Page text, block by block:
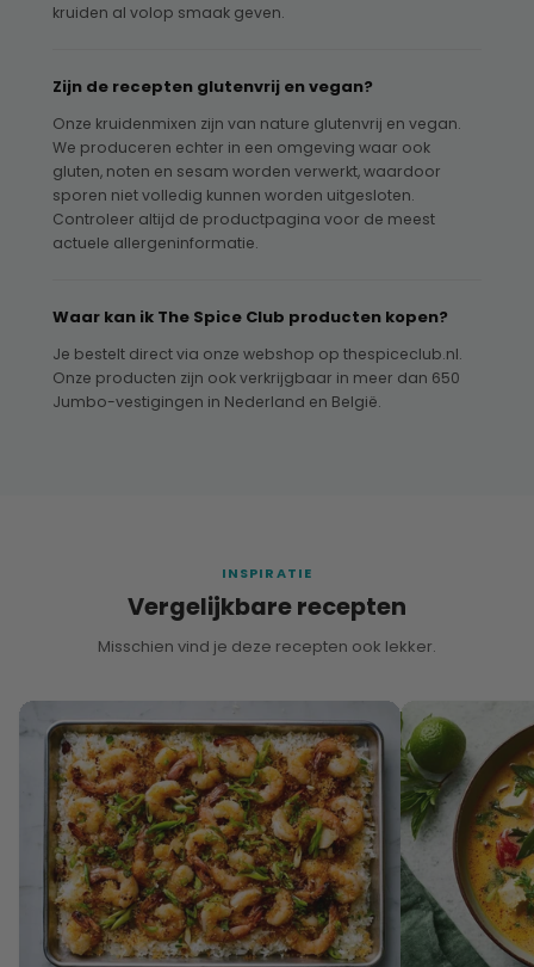
kruiden al volop smaak geven.
Zijn de recepten glutenvrij en vegan?
Onze kruidenmixen zijn van nature glutenvrij en vegan.
We produceren echter in een omgeving waar ook
gluten, noten en sesam worden verwerkt, waardoor
sporen niet volledig kunnen worden uitgesloten.
Controleer altijd de productpagina voor de meest
actuele allergeninformatie.
Waar kan ik The Spice Club producten kopen?
Je bestelt direct via onze webshop op thespiceclub.nl.
Onze producten zijn ook verkrijgbaar in meer dan 650
Jumbo-vestigingen in Nederland en België.
INSPIRATIE
Vergelijkbare recepten
Misschien vind je deze recepten ook lekker.